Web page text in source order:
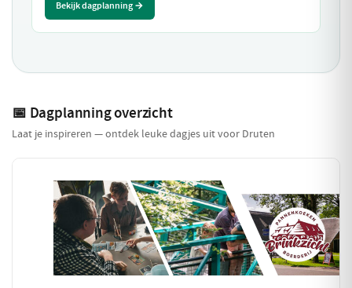
Bekijk dagplanning →
📅 Dagplanning overzicht
Laat je inspireren — ontdek leuke dagjes uit voor Druten